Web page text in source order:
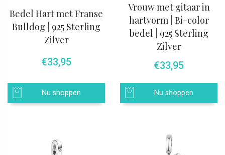
Bedel Hart met Franse
Bulldog | 925 Sterling
Zilver
€33,95
Nu shoppen
Vrouw met gitaar in
hartvorm | Bi-color
bedel | 925 Sterling
Zilver
€33,95
Nu shoppen